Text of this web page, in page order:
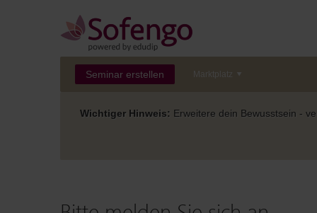
Seminar erstellen Marktplatz
Wichtiger Hinweis: Erweitere dein Bewusstsein -